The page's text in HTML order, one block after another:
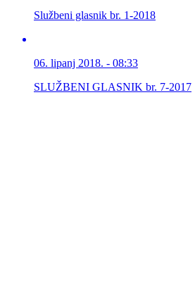
Službeni glasnik br. 1-2018
06. lipanj 2018. - 08:33
SLUŽBENI GLASNIK br. 7-2017